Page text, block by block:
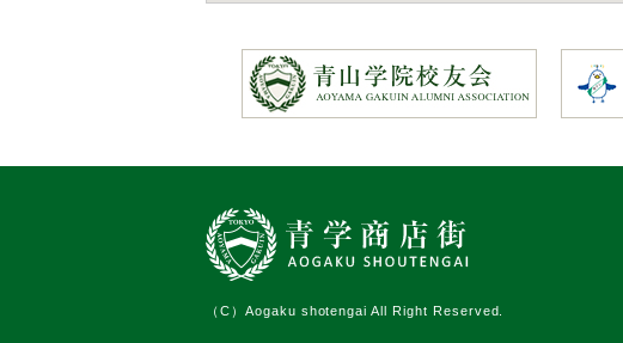
（C）Aogaku shotengai All Right Reserved.